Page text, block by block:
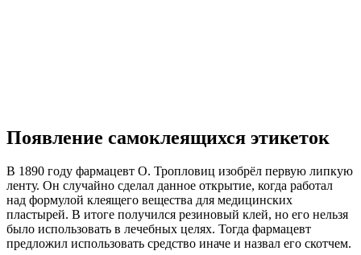
Появление самоклеящихся этикеток
В 1890 году фармацевт О. Тропловиц изобрёл первую липкую
ленту. Он случайно сделал данное открытие, когда работал
над формулой клеящего вещества для медицинских
пластырей. В итоге получился резиновый клей, но его нельзя
было использовать в лечебных целях. Тогда фармацевт
предложил использовать средство иначе и назвал его скотчем.